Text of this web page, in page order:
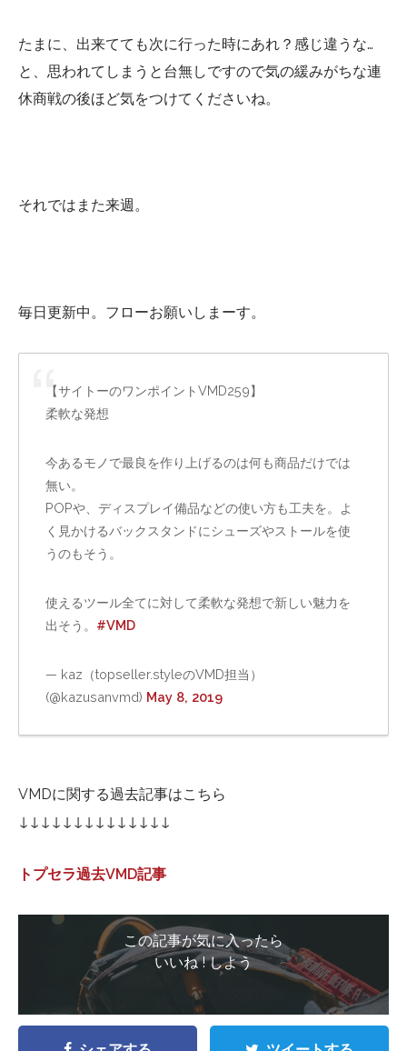
たまに、出来てても次に行った時にあれ？感じ違うな…
と、思われてしまうと台無しですので気の緩みがちな連
休商戦の後ほど気をつけてくださいね。
それではまた来週。
毎日更新中。フローお願いしまーす。
【サイトーのワンポイントVMD259】
柔軟な発想
今あるモノで最良を作り上げるのは何も商品だけでは
無い。
POPや、ディスプレイ備品などの使い方も工夫を。よ
く見かけるバックスタンドにシューズやストールを使
うのもそう。
使えるツール全てに対して柔軟な発想で新しい魅力を
出そう。 #VMD
— kaz（topseller.styleのVMD担当）
(@kazusanvmd) May 8, 2019
VMDに関する過去記事はこちら
↓↓↓↓↓↓↓↓↓↓↓↓↓↓
トプセラ過去VMD記事
この記事が気に入ったら
いいね ! しよう